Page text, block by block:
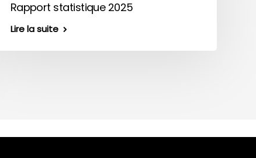
Rapport statistique 2025
Lire la suite